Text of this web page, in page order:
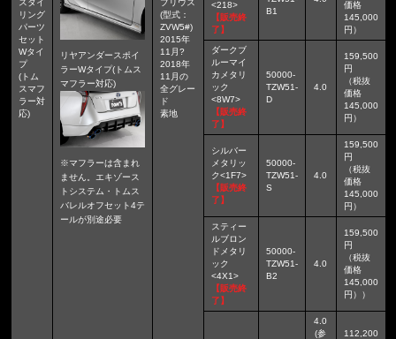
スタイ
リング
パーツ
セット
Wタイ
プ
(トム
スマフ
ラー対
応)
リヤアンダースポイ
ラーWタイプ(トムス
マフラー対応)
※マフラーは含まれ
ません。エキゾース
トシステム・トムス
バレルオフセット4テ
ールが別途必要
プリウス
(型式：
ZVW5#)
2015年
11月?
2018年
11月の
全グレー
ド
素地
<218>
【販売終
了】
B1
価格
145,000
円）
ダークブ
ルーマイ
カメタリ
ック
<8W7>
【販売終
了】
50000-
TZW51-
D
4.0
159,500
円
（税抜
価格
145,000
円）
シルバー
メタリッ
ク<1F7>
【販売終
了】
50000-
TZW51-
S
4.0
159,500
円
（税抜
価格
145,000
円）
スティー
ルブロン
ドメタリ
ック
<4X1>
【販売終
了】
50000-
TZW51-
B2
4.0
159,500
円
（税抜
価格
145,000
円））
4.0
(参
112,200